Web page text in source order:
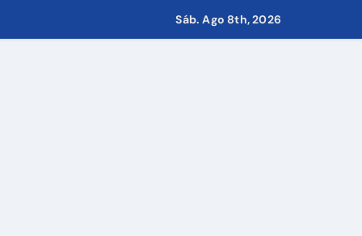
Condominio
propuestas desde las comunidades
Sáb. Ago 8th, 2026